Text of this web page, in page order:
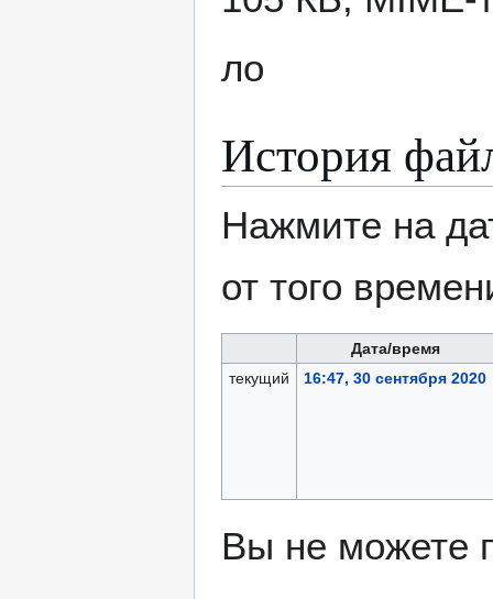
ло
История
Нажмите на
от того
Дата/время
текущий
16:47, 30 сентября 2020
Вы не можете